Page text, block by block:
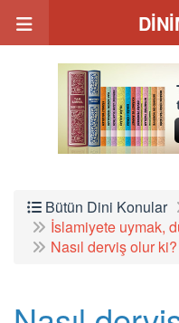
Bütün Dini Konular
İslamiyete uymak,
Nasıl derviş olur ki?